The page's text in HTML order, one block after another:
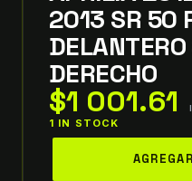
2013 SR 50
DERECHO
$1 001.61
1 IN STOCK